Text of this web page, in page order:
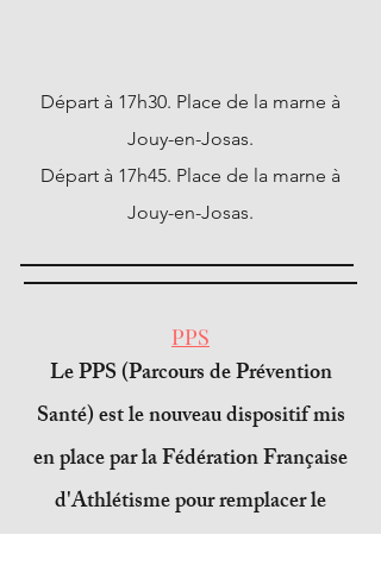
Départ à 17h30. Place de la marne à
Jouy-en-Josas.
Départ à 17h45. Place de la marne à
Jouy-en-Josas.
PPS
Le PPS (Parcours de Prévention
Santé) est le nouveau dispositif mis
en place par la Fédération Française
d'Athlétisme pour remplacer le
certificat médical.